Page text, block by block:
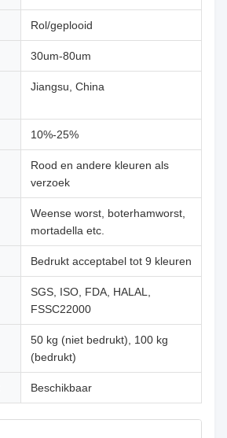
Rol/geplooid
30um-80um
Jiangsu, China
10%-25%
Rood en andere kleuren als
verzoek
Weense worst, boterhamworst,
mortadella etc.
Bedrukt acceptabel tot 9 kleuren
SGS, ISO, FDA, HALAL,
FSSC22000
50 kg (niet bedrukt), 100 kg
(bedrukt)
Beschikbaar